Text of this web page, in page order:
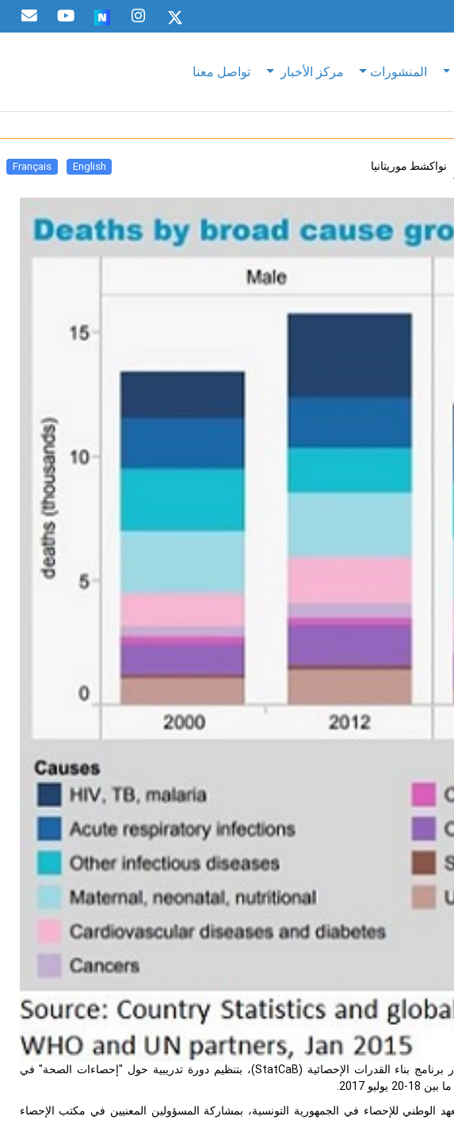
المنشورات مركز الأخبار تواصل معنا
نواكشط موريتانيا English
Français
StatCaB)، بتنظيم دورة تدريبية حول "إحصاءات الصحة" في
2017.
الوطني للإحصاء في الجمهورية التونسية، بمشاركة المسؤولين المعنيين في مكتب الإحصاء